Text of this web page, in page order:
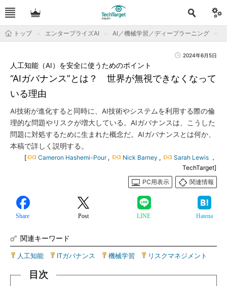
トップ エンタープライズAI AI／機械学習／ディープラーニング
2024年6月5日
“AIガバナンス”とは？ 世界が無視できなくなって
いる理由
人工知能（AI）を安全に使うためのポイント
AI技術が進化すると同時に、AI技術やシステムを利用する際の倫
理的な問題やリスクが増大している。AIガバナンスは、こうした
問題に対処するために生まれた概念だ。AIガバナンスとは何か、
本稿で詳しく説明する。
[ Cameron Hashemi-Pour , Nick Barney , Sarah Lewis ，
TechTarget]
PC用表示
関連情報
Share Post LINE Hatena
関連キーワード
人工知能 ITガバナンス 機械学習 リスクマネジメント
目次